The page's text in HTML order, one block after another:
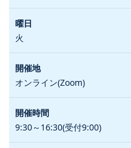
火
オンライン(Zoom)
9:30～16:30(受付9:00)